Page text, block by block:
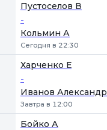
Пустоселов В
-
Кольмин А
Сегодня в 22:30
Харченко Е
-
Иванов Александр
Завтра в 12:00
Бойко А